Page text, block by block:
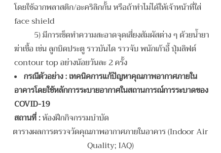
โดยใช้ฉากพลาสติก/อะคริลิกกั้น หรือถ้าทำไม่ได้ให้เจ้าหน้าที่ใส่
face shield
5) มีการเช็ดทำความสะอาดจุดเสี่ยงสัมผัสต่าง ๆ ด้วยน้ำยา
ฆ่าเชื้อ เช่น ลูกบิดประตู ราวบันได ราวจับ พนักเก้าอี้ ปุ่มลิฟต์
contour top อย่างน้อยวันละ 2 ครั้ง
กรณีตัวอย่าง: เทคนิคการแก้ปัญหาคุณภาพอากาศภายใน
อาคารโดยใช้หลักการระบายอากาศในสถานการณ์การระบาดของ
COVID-19
สถานที่:ห้องฝึกกิจกรรมบำบัด
ตารางผลการตรวจวัดคุณภาพอากาศภายในอาคาร (Indoor Air
Quality; IAQ)